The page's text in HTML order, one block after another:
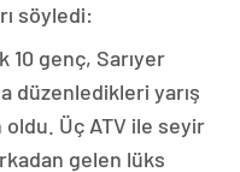
söyledi:
10 genç, Sarıyer
düzenledikleri yarış
Üç ATV ile seyir
gelen lüks